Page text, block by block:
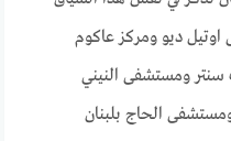
ديو ومركز عاكوم
ومستشفى النيني
الحاج بلبنان